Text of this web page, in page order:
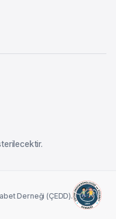
Derneği (ÇEDD).